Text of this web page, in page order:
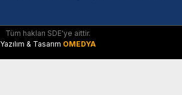
Tüm hakları SDE'ye aittir.
Yazılım & Tasarım OMEDYA